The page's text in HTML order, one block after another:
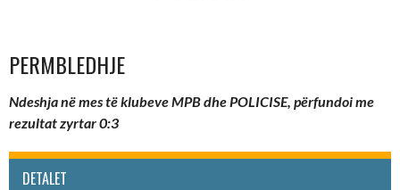
PERMBLEDHJE
Ndeshja në mes të klubeve MPB dhe POLICISE, përfundoi me
rezultat zyrtar 0:3
DETALET